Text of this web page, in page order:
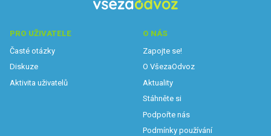
PRO UŽIVATELE
Časté otázky
Diskuze
Aktivita uživatelů
O NÁS
Zapojte se!
O VšezaOdvoz
Aktuality
Stáhněte si
Podpořte nás
Podmínky používání